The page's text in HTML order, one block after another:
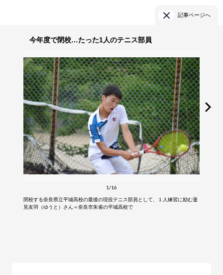
記事ページへ
今年度で閉校…たった1人のテニス部員
1/16
閉校する奈良県立平城高校の最後の現役テニス部員として、１人練習に励む蓮
見友羽（ゆうと）さん＝奈良市朱雀の平城高校で